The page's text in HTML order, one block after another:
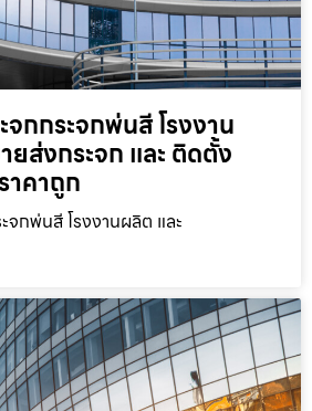
จกกระจกพ่นสี โรงงาน
ส่งกระจก และ ติดตั้ง
าคาถูก
จกพ่นสี โรงงานผลิต และ